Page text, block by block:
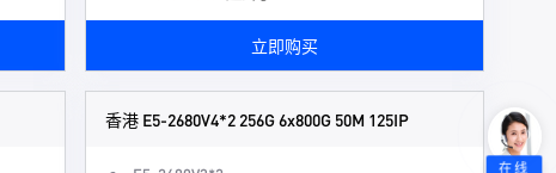
立即购买
香港 E5-2680V4*2 256G 6x800G 50M 125IP
在线